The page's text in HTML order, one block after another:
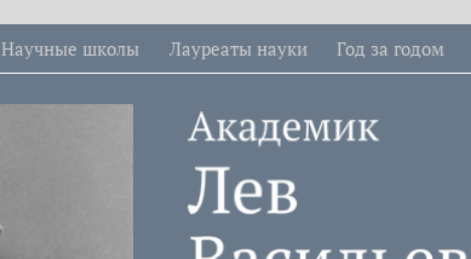
Научные школы Лауреаты науки Год за годом